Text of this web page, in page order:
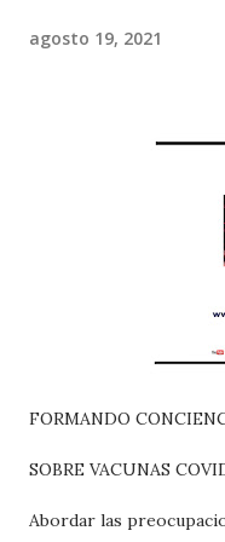
agosto 19, 2021
FORMANDO
SOBRE VACUNAS
Abordar las